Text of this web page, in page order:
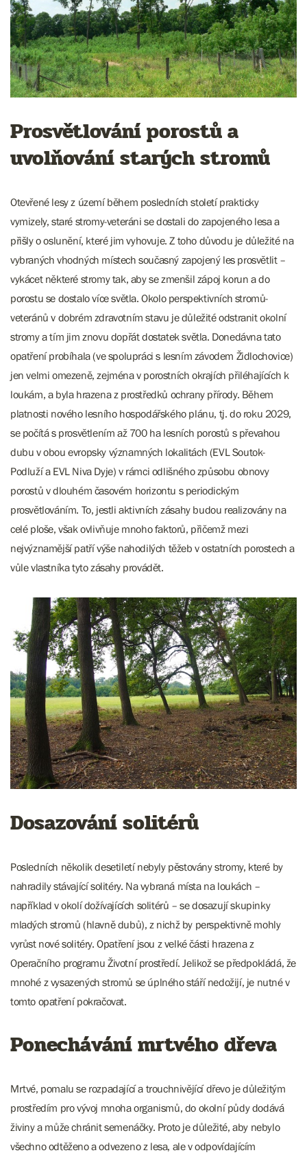
Prosvětlování porostů a
uvolňování starých stromů
Otevřené lesy z území během posledních století prakticky
vymizely, staré stromy-veteráni se dostali do zapojeného lesa a
přišly o oslunění, které jim vyhovuje. Z toho důvodu je důležité na
vybraných vhodných místech současný zapojený les prosvětlit –
vykácet některé stromy tak, aby se zmenšil zápoj korun a do
porostu se dostalo více světla. Okolo perspektivních stromů-
veteránů v dobrém zdravotním stavu je důležité odstranit okolní
stromy a tím jim znovu dopřát dostatek světla. Donedávna tato
opatření probíhala (ve spolupráci s lesním závodem Židlochovice)
jen velmi omezeně, zejména v porostních okrajích přiléhajících k
loukám, a byla hrazena z prostředků ochrany přírody. Během
platnosti nového lesního hospodářského plánu, tj. do roku 2029,
se počítá s prosvětlením až 700 ha lesních porostů s převahou
dubu v obou evropsky významných lokalitách (EVL Soutok-
Podluží a EVL Niva Dyje) v rámci odlišného způsobu obnovy
porostů v dlouhém časovém horizontu s periodickým
prosvětlováním. To, jestli aktivních zásahy budou realizovány na
celé ploše, však ovlivňuje mnoho faktorů, přičemž mezi
nejvýznamější patří výše nahodilých těžeb v ostatních porostech a
vůle vlastníka tyto zásahy provádět.
Dosazování solitérů
Posledních několik desetiletí nebyly pěstovány stromy, které by
nahradily stávající solitéry. Na vybraná místa na loukách –
například v okolí dožívajících solitérů – se dosazují skupinky
mladých stromů (hlavně dubů), z nichž by perspektivně mohly
vyrůst nové solitéry. Opatření jsou z velké části hrazena z
Operačního programu Životní prostředí. Jelikož se předpokládá, že
mnohé z vysazených stromů se úplného stáří nedožijí, je nutné v
tomto opatření pokračovat.
Ponechávání mrtvého dřeva
Mrtvé, pomalu se rozpadající a trouchnivějící dřevo je důležitým
prostředím pro vývoj mnoha organismů, do okolní půdy dodává
živiny a může chránit semenáčky. Proto je důležité, aby nebylo
všechno odtěženo a odvezeno z lesa, ale v odpovídajícím